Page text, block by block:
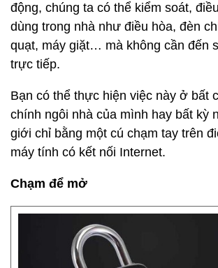
động, chúng ta có thể kiểm soát,
dùng trong nhà như điều hòa, đèn
quạt, máy giặt… mà không cần đến
trực tiếp.
Bạn có thể thực hiện việc này ở bất
chính ngôi nhà của mình hay bất kỳ
giới chỉ bằng một cú chạm tay trên
máy tính có kết nối Internet.
Chạm để mở